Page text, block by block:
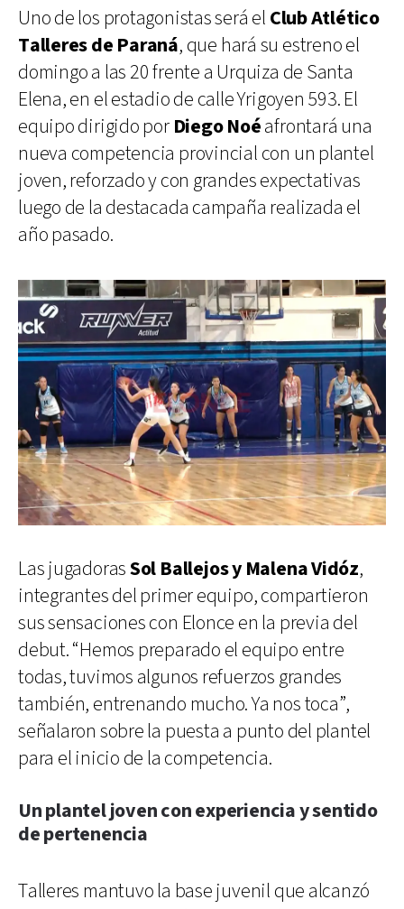
Uno de los protagonistas será el Club Atlético
Talleres de Paraná, que hará su estreno el
domingo a las 20 frente a Urquiza de Santa
Elena, en el estadio de calle Yrigoyen 593. El
equipo dirigido por Diego Noéafrontará una
nueva competencia provincial con un plantel
joven, reforzado y con grandes expectativas
luego de la destacada campaña realizada el
año pasado.
Las jugadorasSol Ballejos y Malena Vidóz,
integrantes del primer equipo, compartieron
sus sensaciones con Elonce en la previa del
debut. “Hemos preparado el equipo entre
todas, tuvimos algunos refuerzos grandes
también, entrenando mucho. Ya nos toca”,
señalaron sobre la puesta a punto del plantel
para el inicio de la competencia.
Un plantel joven con experiencia y sentido
de pertenencia
Talleres mantuvo la base juvenil que alcanzó